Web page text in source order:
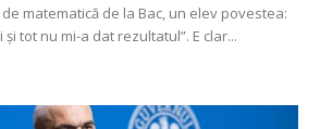
matematică de la Bac, un elev povestea:
și tot nu mi-a dat rezultatul”. E clar...